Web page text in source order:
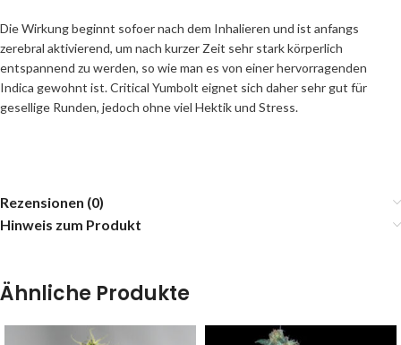
Die Wirkung beginnt sofoer nach dem Inhalieren und ist anfangs
zerebral aktivierend, um nach kurzer Zeit sehr stark körperlich
entspannend zu werden, so wie man es von einer hervorragenden
Indica gewohnt ist. Critical Yumbolt eignet sich daher sehr gut für
gesellige Runden, jedoch ohne viel Hektik und Stress.
Rezensionen (0)
Hinweis zum Produkt
Ähnliche Produkte